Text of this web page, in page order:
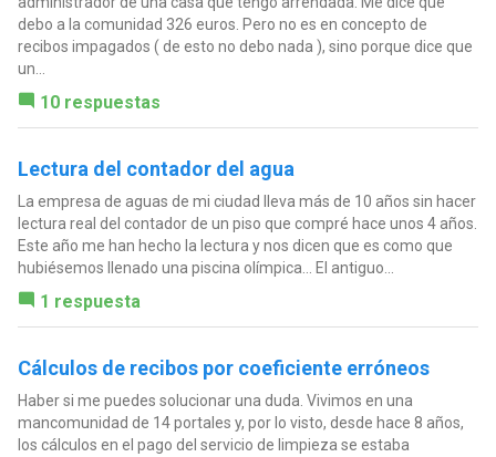
debo a la comunidad 326 euros. Pero no es en concepto de
recibos impagados ( de esto no debo nada ), sino porque dice que
un...
10 respuestas
Lectura del contador del agua
La empresa de aguas de mi ciudad lleva más de 10 años sin hacer
lectura real del contador de un piso que compré hace unos 4 años.
Este año me han hecho la lectura y nos dicen que es como que
hubiésemos llenado una piscina olímpica... El antiguo...
1 respuesta
Cálculos de recibos por coeficiente erróneos
Haber si me puedes solucionar una duda. Vivimos en una
mancomunidad de 14 portales y, por lo visto, desde hace 8 años,
los cálculos en el pago del servicio de limpieza se estaba